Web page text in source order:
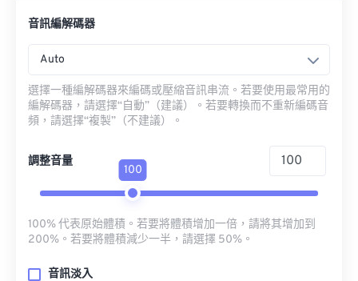
音訊編解碼器
Auto
選擇一種編解碼器來編碼或壓縮音訊串流。若要使用最常用的
編解碼器，請選擇“自動”（建議）。若要轉換而不重新編碼音
頻，請選擇“複製”（不建議）。
調整音量
100
100% 代表原始體積。若要將體積增加一倍，請將其增加到
200%。若要將體積減少一半，請選擇 50%。
音訊淡入